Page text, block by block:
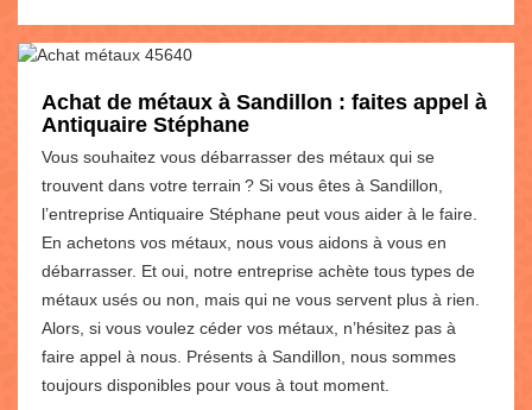
Achat de métaux à Sandillon : faites appel à
Antiquaire Stéphane
Vous souhaitez vous débarrasser des métaux qui se
trouvent dans votre terrain ? Si vous êtes à Sandillon,
l’entreprise Antiquaire Stéphane peut vous aider à le faire.
En achetons vos métaux, nous vous aidons à vous en
débarrasser. Et oui, notre entreprise achète tous types de
métaux usés ou non, mais qui ne vous servent plus à rien.
Alors, si vous voulez céder vos métaux, n’hésitez pas à
faire appel à nous. Présents à Sandillon, nous sommes
toujours disponibles pour vous à tout moment.